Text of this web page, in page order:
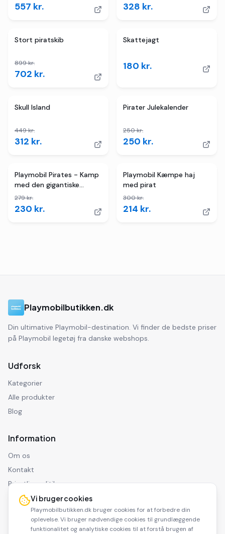
557 kr. 328 kr.
4butikker
Stort piratskib
899kr.
702 kr.
Skattejagt
180 kr.
4butikker
Skull Island
449kr.
312 kr.
TILBUD
2butikker
Pirater Julekalender
250kr.
250 kr.
TILBUD
4butikker
Playmobil Pirates - Kamp
med den gigantiske
krabbe
279kr.
230 kr.
TILBUD
4butikker
Playmobil Kæmpe haj
med pirat
300kr.
214 kr.
Playmobilbutikken.dk
Din ultimative Playmobil-destination. Vi finder de bedste priser
på Playmobil legetøj fra danske webshops.
Udforsk
Kategorier
Alle produkter
Blog
Information
Om os
Kontakt
Privatlivspolitik
Ansvarsfraskrivelse
Vi bruger cookies
Playmobilbutikken.dk bruger cookies for at forbedre din
oplevelse. Vi bruger nødvendige cookies til grundlæggende
funktionalitet og analytiske cookies til at forstå brugen af